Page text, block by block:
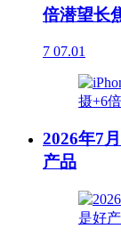
倍潜望长
7 07.01
2026年7
产品